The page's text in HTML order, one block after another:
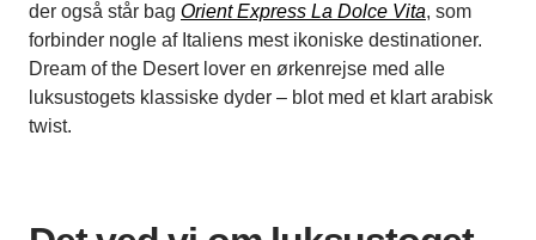
der også står bag Orient Express La Dolce Vita, som
forbinder nogle af Italiens mest ikoniske destinationer.
Dream of the Desert lover en ørkenrejse med alle
luksustogets klassiske dyder – blot med et klart arabisk
twist.